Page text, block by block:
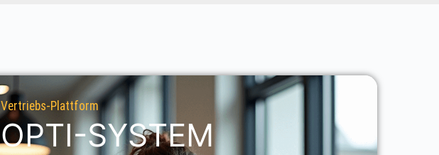
Vertriebs-Plattform
OPTI-SYSTEM